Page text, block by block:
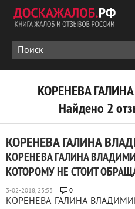
КОРЕНЕВА
Найдено 2
КОРЕНЕВА ГАЛИНА
КОРЕНЕВА ГАЛИНА
КОТОРОМУ НЕ СТОИТ
0
КОРЕНЕВА ГАЛИНА